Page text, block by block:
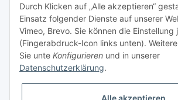
Vertrag widerrufen
Durch Klicken auf „Alle akzeptieren“
Einsatz folgender Dienste auf unserer
Vimeo, Brevo. Sie können die
(Fingerabdruck-Icon links unten).
Sie unte Konfigurieren und in unserer
Datenschutzerklärung.
Alle akzeptieren